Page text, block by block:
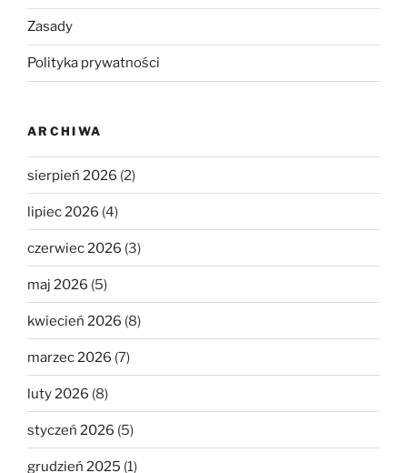
Zasady
Polityka prywatności
ARCHIWA
sierpień 2026 (2)
lipiec 2026 (4)
czerwiec 2026 (3)
maj 2026 (5)
kwiecień 2026 (8)
marzec 2026 (7)
luty 2026 (8)
styczeń 2026 (5)
grudzień 2025 (1)